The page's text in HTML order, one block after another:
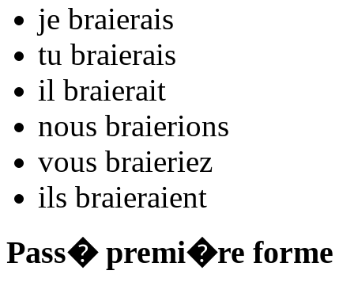
je braierais
tu braierais
il braierait
nous braierions
vous braieriez
ils braieraient
Pass� premi�re forme